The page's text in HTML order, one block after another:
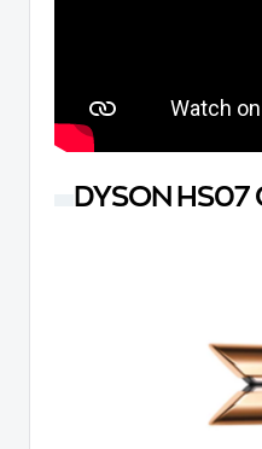
DYSON